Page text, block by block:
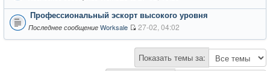
Профессиональный эскорт высокого уровня
Последнее сообщение Worksale 27-02, 04:02
Показать темы за: